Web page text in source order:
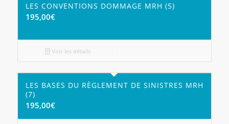
LES CONVENTIONS DOMMAGE MRH (5)
195,00€
Voir les détails
LES BASES DU RÈGLEMENT DE SINISTRES MRH
(7)
195,00€